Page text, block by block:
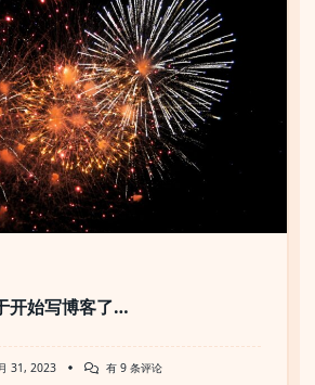
自
己
的
WordPress
博
客
开始写博客了…
31, 2023
2024
有 9 条评论